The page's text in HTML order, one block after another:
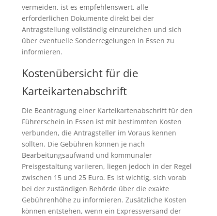
vermeiden, ist es empfehlenswert, alle
erforderlichen Dokumente direkt bei der
Antragstellung vollständig einzureichen und sich
über eventuelle Sonderregelungen in Essen zu
informieren.
Kostenübersicht für die
Karteikartenabschrift
Die Beantragung einer Karteikartenabschrift für den
Führerschein in Essen ist mit bestimmten Kosten
verbunden, die Antragsteller im Voraus kennen
sollten. Die Gebühren können je nach
Bearbeitungsaufwand und kommunaler
Preisgestaltung variieren, liegen jedoch in der Regel
zwischen 15 und 25 Euro. Es ist wichtig, sich vorab
bei der zuständigen Behörde über die exakte
Gebührenhöhe zu informieren. Zusätzliche Kosten
können entstehen, wenn ein Expressversand der